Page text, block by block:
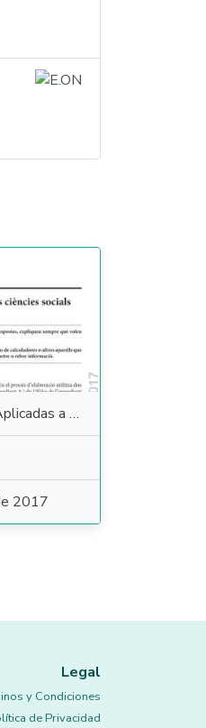
Ciencias Sociales
2017
Legal
y Condiciones
de Privacidad